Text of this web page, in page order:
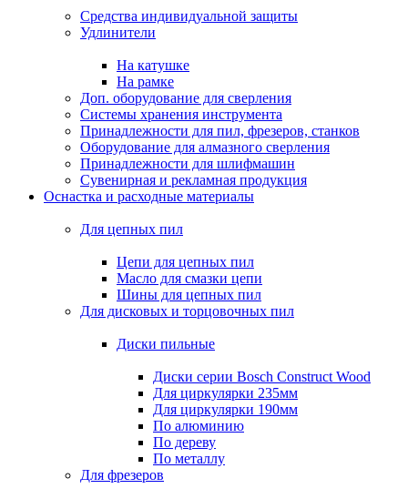
Средства индивидуальной защиты
Удлинители
На катушке
На рамке
Доп. оборудование для сверления
Системы хранения инструмента
Принадлежности для пил, фрезеров, станков
Оборудование для алмазного сверления
Принадлежности для шлифмашин
Сувенирная и рекламная продукция
Оснастка и расходные материалы
Для цепных пил
Цепи для цепных пил
Масло для смазки цепи
Шины для цепных пил
Для дисковых и торцовочных пил
Диски пильные
Диски серии Bosch Construct Wood
Для циркулярки 235мм
Для циркулярки 190мм
По алюминию
По дереву
По металлу
Для фрезеров